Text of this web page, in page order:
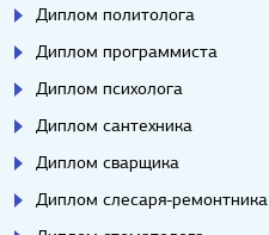
Диплом политолога
Диплом программиста
Диплом психолога
Диплом сантехника
Диплом сварщика
Диплом слесаря-ремонтника